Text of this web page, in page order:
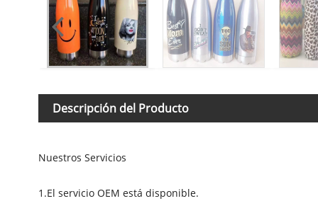
Descripción del Producto
Nuestros Servicios
1.El servicio OEM está disponible.